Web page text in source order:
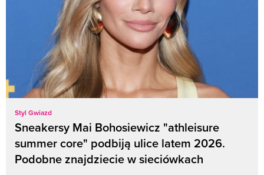
Styl Gwiazd
Sneakersy Mai Bohosiewicz "athleisure
summer core" podbiją ulice latem 2026.
Podobne znajdziecie w sieciówkach